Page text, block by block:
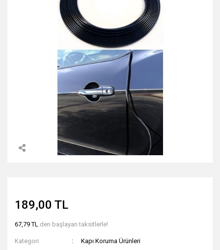
189,00 TL
67,79 TL den başlayan taksitlerle!
Kategori
Kapı Koruma Ürünleri